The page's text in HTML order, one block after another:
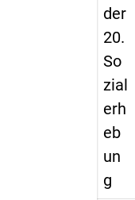
der
20.
So
zial
erh
eb
un
g